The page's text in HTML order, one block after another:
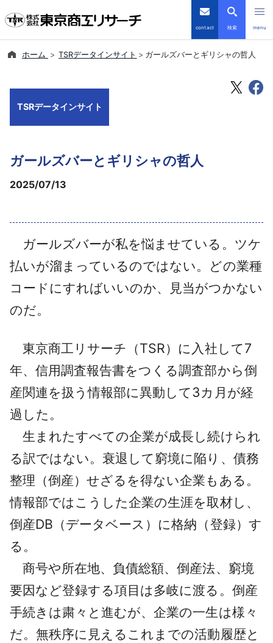
contact 検索 menu
TSR-PLUS
優良企業サイト
商品・サービス
採用情報
English
ホーム TSRデータインサイト ガールズバーとギリシャの哲人
TSRデータインサイト
ガールズバーとギリシャの哲人
2025/07/13
ガールズバーが私を悩ませている。ツケ
払いが溜まっているのではない。どの業種
コードにすればいいのか、見当がつかない
のだ。
東京商工リサーチ（TSR）に入社して7
年、信用調査報告書をつくる調査部から倒
産関連を扱う情報部に異動して3カ月が経
過した。
生まれたすべての企業が成長し続けられ
る訳ではない。衰退して窮境に陥り、債務
整理（倒産）せざるを得ない企業もある。
情報部ではこうした企業の生涯を取材し、
倒産DB（データベース）に格納（登録）す
る。
商号や所在地、負債総額、倒産法、窮境
要因など登録する項目は多岐に渡る。倒産
手続きは粛々と進むが、企業の一生は様々
だ。無秩序に見えるこれまでの活動履歴と